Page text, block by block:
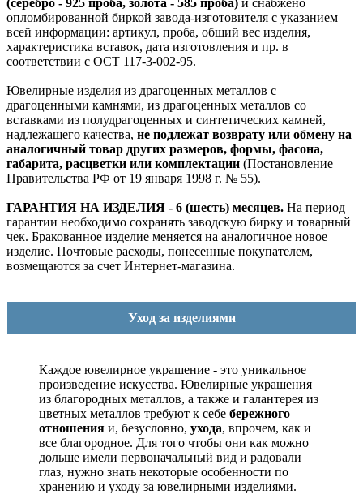
(серебро - 925 проба, золота - 585 проба) и снабжено
опломбированной биркой завода-изготовителя с указанием
всей информации: артикул, проба, общий вес изделия,
характеристика вставок, дата изготовления и пр. в
соответствии с ОСТ 117-3-002-95.
Ювелирные изделия из драгоценных металлов с
драгоценными камнями, из драгоценных металлов со
вставками из полудрагоценных и синтетических камней,
надлежащего качества, не подлежат возврату или обмену на
аналогичный товар других размеров, формы, фасона,
габарита, расцветки или комплектации (Постановление
Правительства РФ от 19 января 1998 г. № 55).
ГАРАНТИЯ НА ИЗДЕЛИЯ - 6 (шесть) месяцев. На период
гарантии необходимо сохранять заводскую бирку и товарный
чек. Бракованное изделие меняется на аналогичное новое
изделие. Почтовые расходы, понесенные покупателем,
возмещаются за счет Интернет-магазина.
Уход за изделиями
Каждое ювелирное украшение - это уникальное
произведение искусства. Ювелирные украшения
из благородных металлов, а также и галантерея из
цветных металлов требуют к себе бережного
отношения и, безусловно, ухода, впрочем, как и
все благородное. Для того чтобы они как можно
дольше имели первоначальный вид и радовали
глаз, нужно знать некоторые особенности по
хранению и уходу за ювелирными изделиями.